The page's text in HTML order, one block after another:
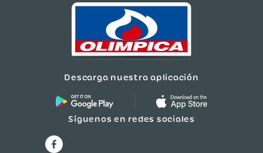
Descarga nuestra aplicación
Síguenos en redes sociales